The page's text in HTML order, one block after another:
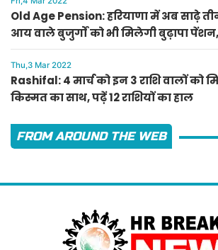
Old Age Pension: हरियाणा में अब साढ़े
आय वाले बुजुर्गों को भी मिलेगी बुढ़ापा
लाल का ऐलान
Thu,3 Mar 2022
Rashifal: 4 मार्च को इन 3 राशि वालों को
किस्मत का साथ, पढ़ें 12 राशियों का हाल
FROM AROUND THE WEB